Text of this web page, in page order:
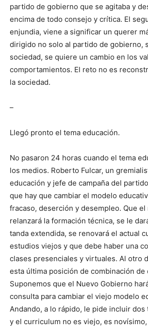
partido de gobierno que se agitaba y
encima de todo consejo y crítica. El
enjundia, viene a significar un querer
dirigido no solo al partido de gobierno,
sociedad, se quiere un cambio en los
comportamientos. El reto no es
la sociedad.
–
Llegó pronto el tema educación.
No pasaron 24 horas cuando el tema
los me­dios. Roberto Fulcar, un
educación y jefe de campaña del
que hay que cambiar el modelo
fracaso, deserción y desempleo. Que
relanzará la formación técnica, se le
tanda exten­dida, se renovará el ac­tual
estu­dios viejos y que debe haber una
clases pre­senciales y virtuales. Al otro
esta última po­sición de combinación de
Suponemos que el Nuevo Gobierno
consulta para cambiar el viejo modelo
Andando, a lo rápido, le pide incluir dos
y el curriculum no es viejo, es